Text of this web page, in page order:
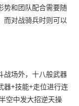
势和团队配合需要随
而对战骑兵时则可以
战场外，十八般武器
器+技能+走位进行连
空中发大招逆天操